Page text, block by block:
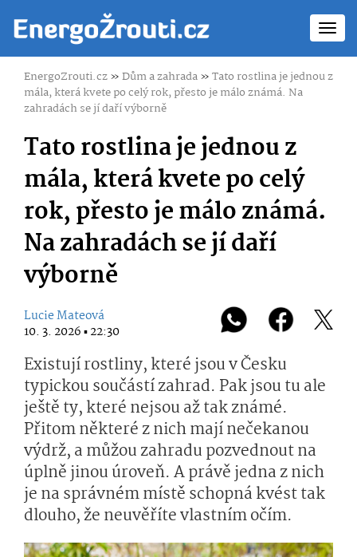
EnergoZrouti.cz»Dům a zahrada»Tato rostlina je jednou z
mála, která kvete po celý rok, přesto je málo známá. Na
zahradách se jí daří výborně
Tato rostlina je jednou z
mála, která kvete po celý
rok, přesto je málo známá.
Na zahradách se jí daří
výborně
Lucie Mateová
10. 3. 2026 ▪ 22:30
Existují rostliny, které jsou v Česku
typickou součástí zahrad. Pak jsou tu ale
ještě ty, které nejsou až tak známé.
Přitom některé z nich mají nečekanou
výdrž, a můžou zahradu pozvednout na
úplně jinou úroveň. A právě jedna z nich
je na správném místě schopná kvést tak
dlouho, že neuvěříte vlastním očím.